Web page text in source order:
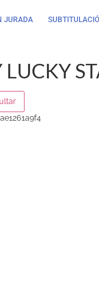
JURADA
LUCKY